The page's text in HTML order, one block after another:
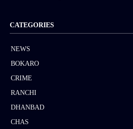
CATEGORIES
NEWS
BOKARO
CRIME
RANCHI
DHANBAD
CHAS